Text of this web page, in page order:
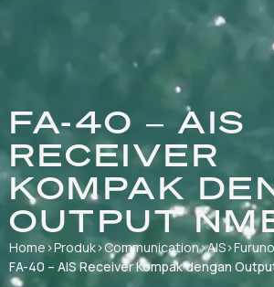
FA-40 – AIS
RECEIVER
KOMPAK
OUTPUT
Home›Produk›Communication›AIS›Furuno
FA-40 – AIS Receiver Kompak dengan